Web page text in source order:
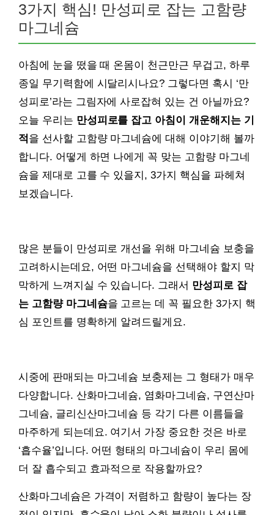
3가지 핵심! 만성피로 잡는 고함량
마그네슘
아침에 눈을 떴을 때 온몸이 천근만근 무겁고, 하루
종일 무기력함에 시달리시나요? 그렇다면 혹시 ‘만
성피로’라는 그림자에 사로잡혀 있는 건 아닐까요?
오늘 우리는 만성피로를 잡고 아침이 개운해지는 기
적을 선사할 고함량 마그네슘에 대해 이야기해 볼까
합니다. 어떻게 하면 나에게 꼭 맞는 고함량 마그네
슘을 제대로 고를 수 있을지, 3가지 핵심을 파헤쳐
보겠습니다.
많은 분들이 만성피로 개선을 위해 마그네슘 보충을
고려하시는데요, 어떤 마그네슘을 선택해야 할지 막
막하게 느껴지실 수 있습니다. 그래서 만성피로 잡
는 고함량 마그네슘을 고르는 데 꼭 필요한 3가지 핵
심 포인트를 명확하게 알려드릴게요.
시중에 판매되는 마그네슘 보충제는 그 형태가 매우
다양합니다. 산화마그네슘, 염화마그네슘, 구연산마
그네슘, 글리신산마그네슘 등 각기 다른 이름들을
마주하게 되는데요. 여기서 가장 중요한 것은 바로
‘흡수율’입니다. 어떤 형태의 마그네슘이 우리 몸에
더 잘 흡수되고 효과적으로 작용할까요?
산화마그네슘은 가격이 저렴하고 함량이 높다는 장